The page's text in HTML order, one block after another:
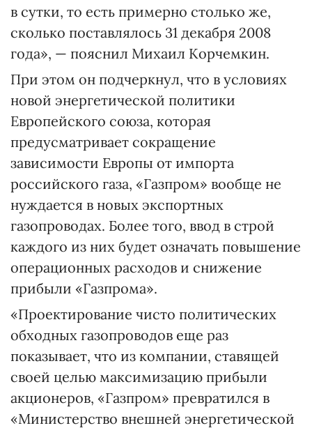
в сутки, то есть примерно столько же,
сколько поставлялось 31 декабря 2008
года», — пояснил Михаил Корчемкин.
При этом он подчеркнул, что в условиях
новой энергетической политики
Европейского союза, которая
предусматривает сокращение
зависимости Европы от импорта
российского газа, «Газпром» вообще не
нуждается в новых экспортных
газопроводах. Более того, ввод в строй
каждого из них будет означать повышение
операционных расходов и снижение
прибыли «Газпрома».
«Проектирование чисто политических
обходных газопроводов еще раз
показывает, что из компании, ставящей
своей целью максимизацию прибыли
акционеров, «Газпром» превратился в
«Министерство внешней энергетической